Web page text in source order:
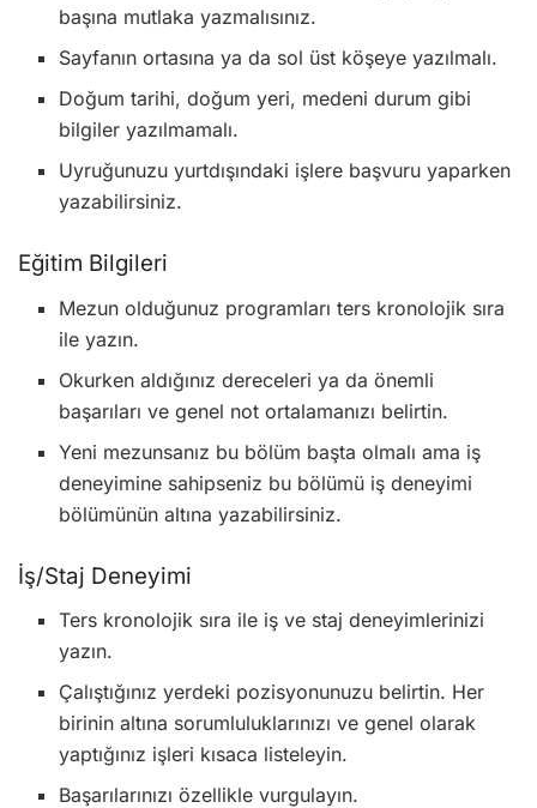
başına mutlaka yazmalısınız.
Sayfanın ortasına ya da sol üst köşeye yazılmalı.
Doğum tarihi, doğum yeri, medeni durum gibi
bilgiler yazılmamalı.
Uyruğunuzu yurtdışındaki işlere başvuru yaparken
yazabilirsiniz.
Eğitim Bilgileri
Mezun olduğunuz programları ters kronolojik sıra
ile yazın.
Okurken aldığınız dereceleri ya da önemli
başarıları ve genel not ortalamanızı belirtin.
Yeni mezunsanız bu bölüm başta olmalı ama iş
deneyimine sahipseniz bu bölümü iş deneyimi
bölümünün altına yazabilirsiniz.
İş/Staj Deneyimi
Ters kronolojik sıra ile iş ve staj deneyimlerinizi
yazın.
Çalıştığınız yerdeki pozisyonunuzu belirtin. Her
birinin altına sorumluluklarınızı ve genel olarak
yaptığınız işleri kısaca listeleyin.
Başarılarınızı özellikle vurgulayın.